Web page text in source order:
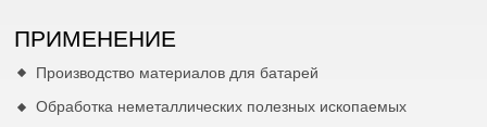
ПРИМЕНЕНИЕ
Производство материалов для батарей
Обработка неметаллических полезных ископаемых